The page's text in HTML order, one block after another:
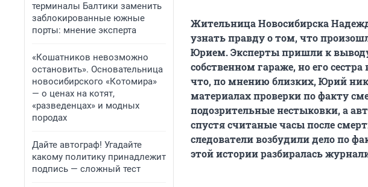
терминалы Балтики заменить
заблокированные южные
порты: мнение эксперта
«Кошатников невозможно
остановить». Основательница
новосибирского «Котомира»
— о ценах на котят,
«разведенцах» и модных
породах
Дайте автограф! Угадайте
какому политику принадлежит
подпись — сложный тест
Жительница Новосибирска
узнать правду о том, что
Юрием. Эксперты пришли к
собственном гараже, но его
что, по мнению близких, Юрий
материалах проверки по факту
подозрительные нестыковки, а
спустя считаные часы после
следователи возбудили дело по
этой истории разбиралась